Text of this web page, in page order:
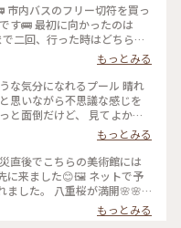
内バスのフリー切符を買っ
す🚌 最初に向かったのは
二回、行った時はどちらも
ングプールも見ることが 出
のでプールに入っても上から
で上から下の人達を見て楽
供達の同行者の様に…🤣 混ま
こまで混雑してなくゆっく
市内バスフリー切符
もっとみる
気分になれるプール 晴れ
思いながら不思議な感じを
もっとみる
した😊🖼️ ネットで予
が満開🌸🌸
の観光
もっとみる